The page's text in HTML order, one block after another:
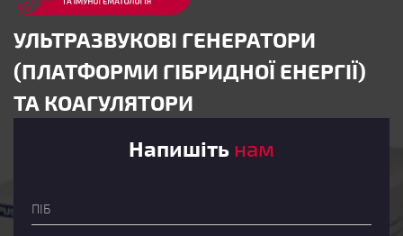
УЛЬТРАЗВУКОВІ ГЕНЕРАТОРИ
(ПЛАТФОРМИ ГІБРИДНОЇ ЕНЕРГІЇ)
ТА КОАГУЛЯТОРИ
Напишіть нам